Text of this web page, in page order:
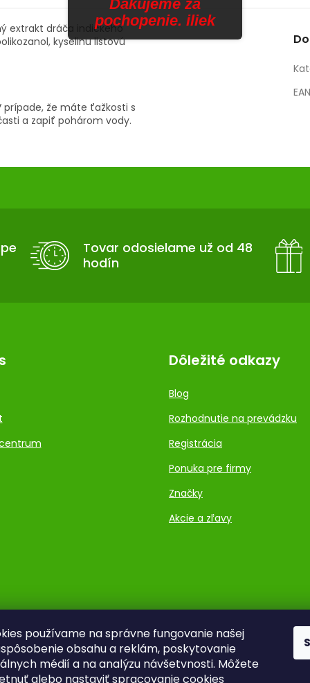
používame na správne fungovanie našej
obsahu a reklám, poskytovanie
médií a na analýzu návšetvnosti. Môžete
alebo nastaviť spracovanie cookies
extrakt dráča indického
kyselinu listovú
že máte ťažkosti s
a zapiť pohárom vody.
EAN
Tovar odosielame už od 48
hodín
Dôležité odkazy
Blog
Rozhodnutie na prevádzku
Registrácia
Ponuka pre firmy
Značky
Akcie a zľavy
Ďakujeme za
pochopenie. iliek